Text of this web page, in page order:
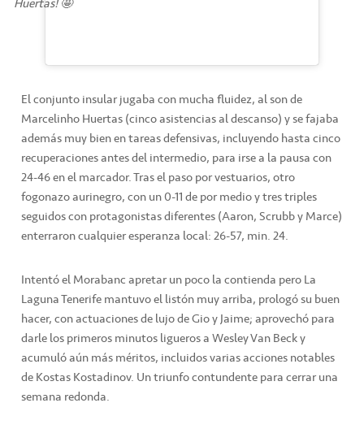
El conjunto insular jugaba con mucha fluidez, al son de
Marcelinho Huertas (cinco asistencias al descanso) y se fajaba
además muy bien en tareas defensivas, incluyendo hasta cinco
recuperaciones antes del intermedio, para irse a la pausa con
24-46 en el marcador. Tras el paso por vestuarios, otro
fogonazo aurinegro, con un 0-11 de por medio y tres triples
seguidos con protagonistas diferentes (Aaron, Scrubb y Marce)
enterraron cualquier esperanza local: 26-57, min. 24.
Intentó el Morabanc apretar un poco la contienda pero La
Laguna Tenerife mantuvo el listón muy arriba, prologó su buen
hacer, con actuaciones de lujo de Gio y Jaime; aprovechó para
darle los primeros minutos ligueros a Wesley Van Beck y
acumuló aún más méritos, incluidos varias acciones notables
de Kostas Kostadinov. Un triunfo contundente para cerrar una
semana redonda.